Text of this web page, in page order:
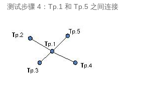
测试步骤 4 ： Tp.1 和 Tp.5 之间连接